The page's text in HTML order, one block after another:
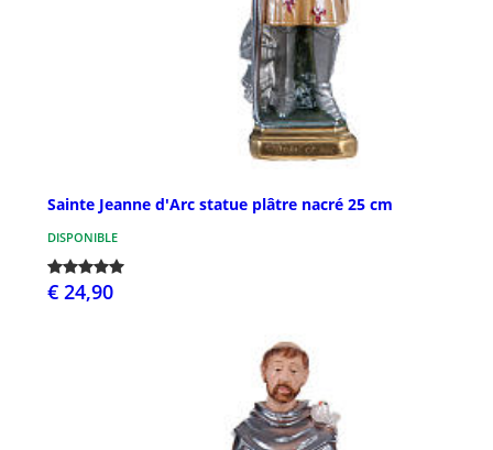
Sainte Jeanne d'Arc statue plâtre nacré 25 cm
DISPONIBLE
€ 24,90